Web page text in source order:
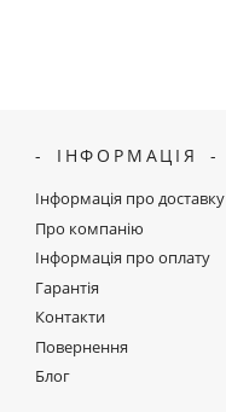
ІНФОРМАЦІЯ
Інформація про доставку
Про компанію
Інформація про оплату
Гарантія
Контакти
Повернення
Блог